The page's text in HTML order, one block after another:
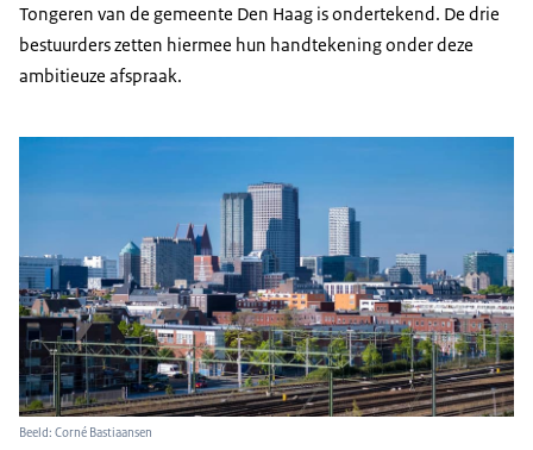
Tongeren van de gemeente Den Haag is ondertekend. De drie
bestuurders zetten hiermee hun handtekening onder deze
ambitieuze afspraak.
Beeld: Corné Bastiaansen